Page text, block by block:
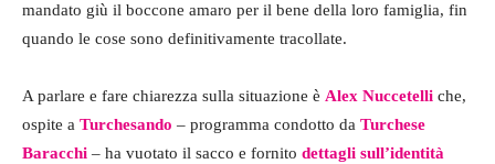
mandato giù il boccone amaro per il bene della loro famiglia, fin
quando le cose sono definitivamente tracollate.
A parlare e fare chiarezza sulla situazione è Alex Nuccetelli che,
ospite a Turchesando – programma condotto da Turchese
Baracchi – ha vuotato il sacco e fornito dettagli sull’identità